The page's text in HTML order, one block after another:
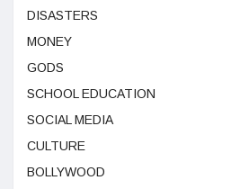
DISASTERS
MONEY
GODS
SCHOOL EDUCATION
SOCIAL MEDIA
CULTURE
BOLLYWOOD